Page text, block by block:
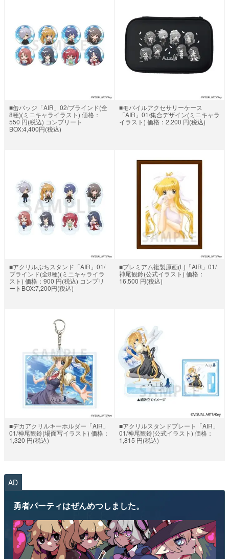
■缶バッジ「AIR」02/ブラインド(全
8種)(ミニキャライラスト) 価格：
550 円(税込) コンプリート
BOX:4,400円(税込)
■モバイルアクセサリーケース
「AIR」01/集合デザイン(ミニキャラ
イラスト) 価格：2,200 円(税込)
■アクリルぷちスタンド「AIR」01/
ブラインド(全8種)(ミニキャライラ
スト) 価格：900 円(税込) コンプリ
ートBOX:7,200円(税込)
■プレミアム複製原画(L)「AIR」01/
神尾観鈴(公式イラスト) 価格：
16,500 円(税込)
■デカアクリルキーホルダー「AIR」
01/神尾観鈴(場面写イラスト) 価格：
1,320 円(税込)
■アクリルスタンドプレート「AIR」
01/神尾観鈴(公式イラスト) 価格：
1,815 円(税込)
AD
勇者パーティはぜんめつしました。